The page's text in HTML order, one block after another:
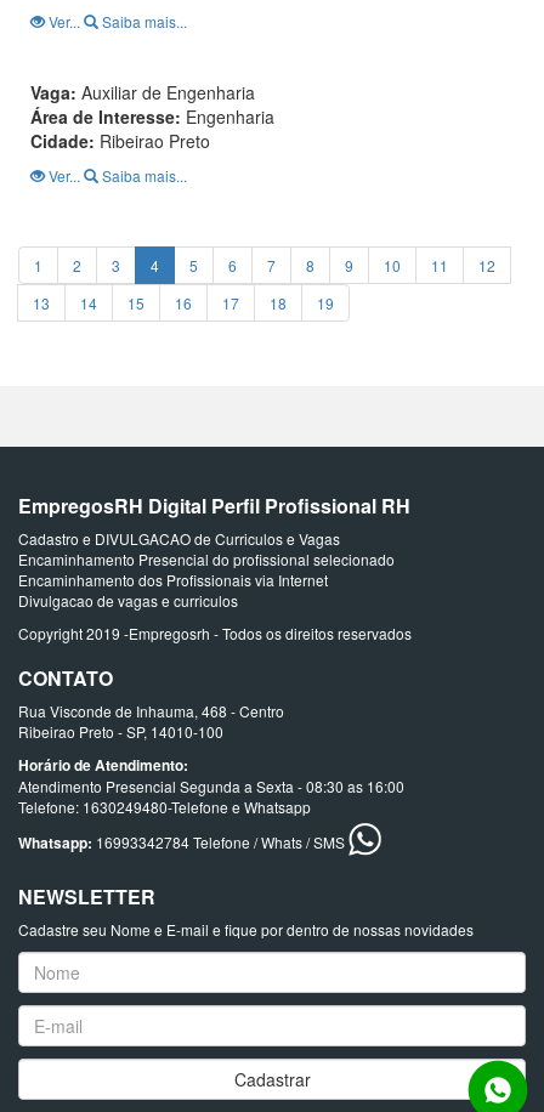
Ver... Saiba mais...
Vaga: Auxiliar de Engenharia
Área de Interesse: Engenharia
Cidade: Ribeirao Preto
Ver... Saiba mais...
1 2 3 4 5 6 7 8 9 10 11
12
13
14 15 16 17 18 19
EmpregosRH Digital Perfil Profissional RH
Cadastro e DIVULGACAO de Curriculos e Vagas
Encaminhamento Presencial do profissional selecionado
Encaminhamento dos Profissionais via Internet
Divulgacao de vagas e curriculos
Copyright 2019 -Empregosrh - Todos os direitos reservados
CONTATO
Rua Visconde de Inhauma, 468 - Centro
Ribeirao Preto - SP, 14010-100
Horário de Atendimento:
Atendimento Presencial Segunda a Sexta - 08:30 as 16:00
Telefone: 1630249480-Telefone e Whatsapp
Whatsapp: 16993342784 Telefone / Whats / SMS
NEWSLETTER
Cadastre seu Nome e E-mail e fique por dentro de nossas novidades